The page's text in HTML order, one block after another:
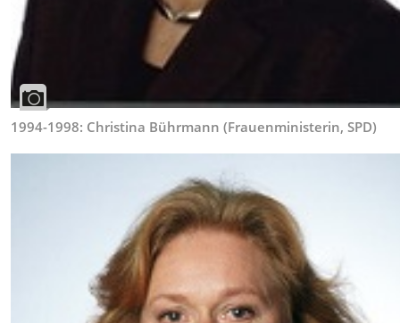
1994-1998: Christina Bührmann (Frauenministerin, SPD)